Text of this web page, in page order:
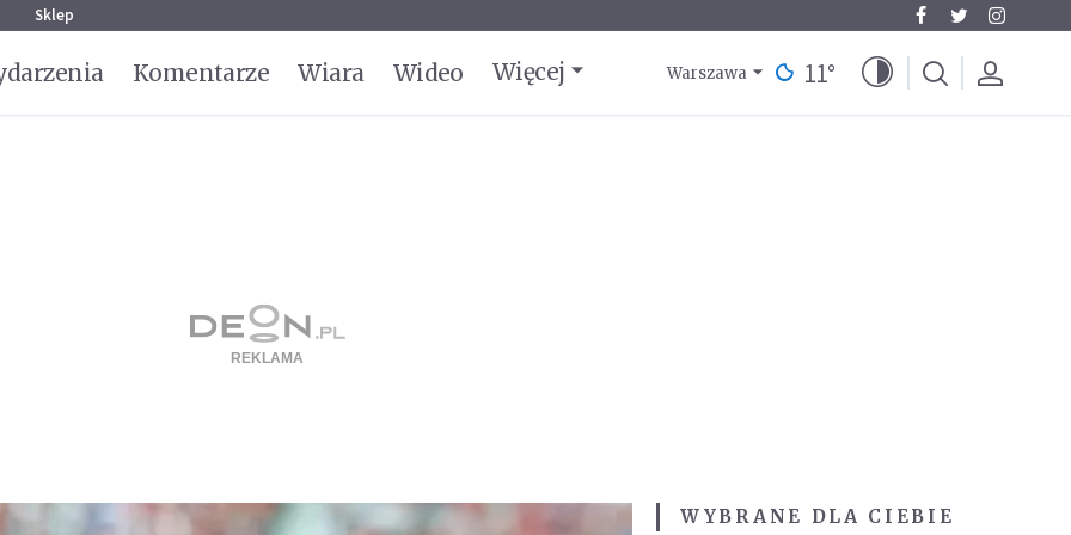
Sklep
Komentarze Wiara Wideo Więcej Warszawa 11°
WYBRANE DLA CIEBIE